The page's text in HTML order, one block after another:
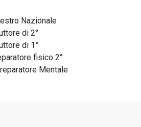
Nazionale
di 2°
di 1°
fisico 2°
Mentale